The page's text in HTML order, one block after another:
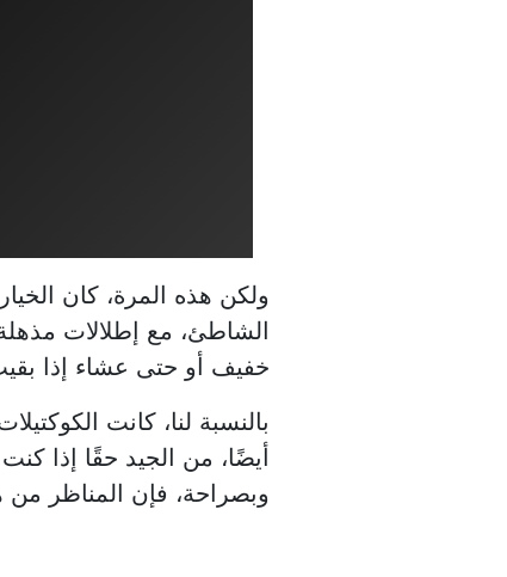
الشاطئ، مع إطلالات
خفيف أو حتى عشاء إذا
بالنسبة لنا، كانت
أيضًا، من الجيد حقًا إذا
وبصراحة، فإن المناظر من